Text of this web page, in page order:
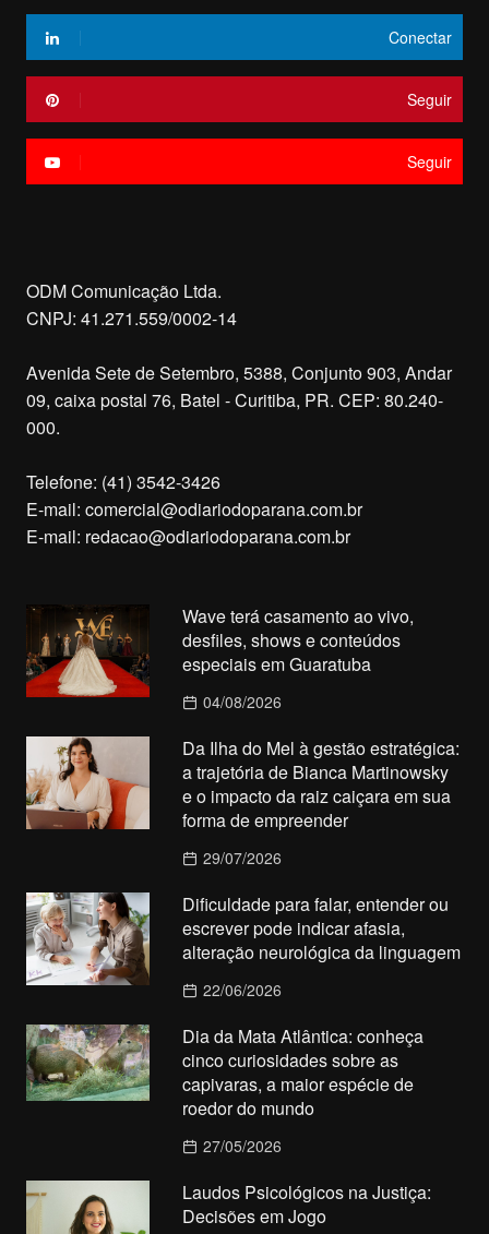
Conectar
Seguir
Seguir
ODM Comunicação Ltda.
CNPJ: 41.271.559/0002-14
Avenida Sete de Setembro, 5388, Conjunto 903, Andar
09, caixa postal 76, Batel - Curitiba, PR. CEP: 80.240-
000.
Telefone: (41) 3542-3426
E-mail: comercial@odiariodoparana.com.br
E-mail: redacao@odiariodoparana.com.br
Wave terá casamento ao vivo,
desfiles, shows e conteúdos
especiais em Guaratuba
04/08/2026
Da Ilha do Mel à gestão estratégica:
a trajetória de Bianca Martinowsky
e o impacto da raiz caiçara em sua
forma de empreender
29/07/2026
Dificuldade para falar, entender ou
escrever pode indicar afasia,
alteração neurológica da linguagem
22/06/2026
Dia da Mata Atlântica: conheça
cinco curiosidades sobre as
capivaras, a maior espécie de
roedor do mundo
27/05/2026
Laudos Psicológicos na Justiça:
Decisões em Jogo